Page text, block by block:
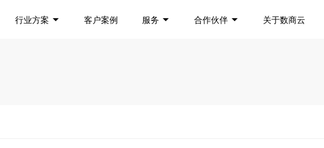
行业方案 客户案例 服务 合作伙伴 关于数商云